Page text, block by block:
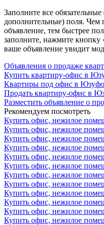
Заполните все
дополнительные) поля. Чем
объявление, тем быстрее
заполните, нажмите кнопку
ваше объявление увидит
Объявления о продаже
Купить квартиру-офис в
Квартиры под офис в
Продать квартиру-офис в
Разместить объявление о
Рекомендуем посмотреть
Купить офис, нежилое
Купить офис, нежилое
Купить офис, нежилое
Купить офис, нежилое
Купить офис, нежилое
Купить офис, нежилое
Купить офис, нежилое
Купить офис, нежилое
Купить офис, нежилое
Купить офис, нежилое
Купить офис, нежилое
Купить офис, нежилое